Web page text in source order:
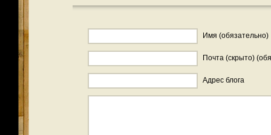
Имя (обязательно)
Почта (скрыто)
Адрес блога